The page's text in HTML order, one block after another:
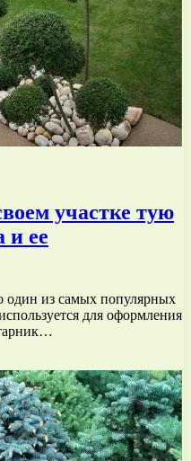
участке тую
и ее
один из самых популярных
для оформления